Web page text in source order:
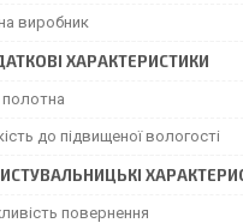
виробник
ХАРАКТЕРИСТИКИ
полотна
до підвищеної вологості
повернення